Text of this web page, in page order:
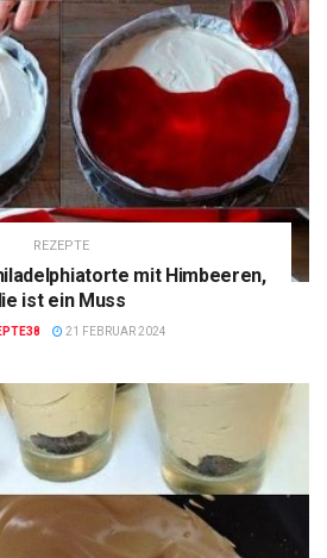
REZEPTE
mit Himbeeren,
ist ein Muss
21 FEBRUAR 2024